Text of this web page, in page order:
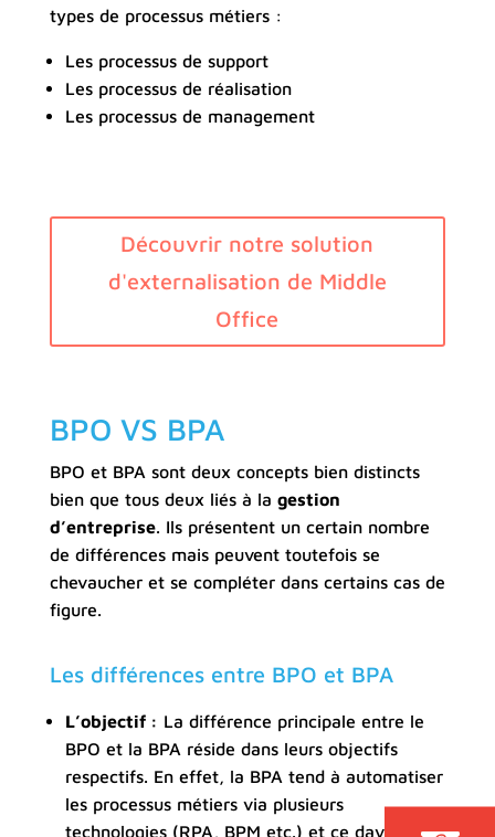
types de processus métiers :
Les processus de support
Les processus de réalisation
Les processus de management
Découvrir notre solution
d'externalisation de Middle
Office
BPO VS BPA
BPO et BPA sont deux concepts bien distincts
bien que tous deux liés à la gestion
d’entreprise. Ils présentent un certain nombre
de différences mais peuvent toutefois se
chevaucher et se compléter dans certains cas de
figure.
Les différences entre BPO et BPA
L’objectif : La différence principale entre le
BPO et la BPA réside dans leurs objectifs
respectifs. En effet, la BPA tend à automatiser
les processus métiers via plusieurs
technologies (RPA, BPM etc.) et ce davantage